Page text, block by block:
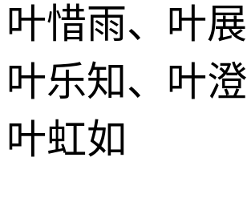
叶惜雨、叶展
叶乐知、叶澄
叶虹如